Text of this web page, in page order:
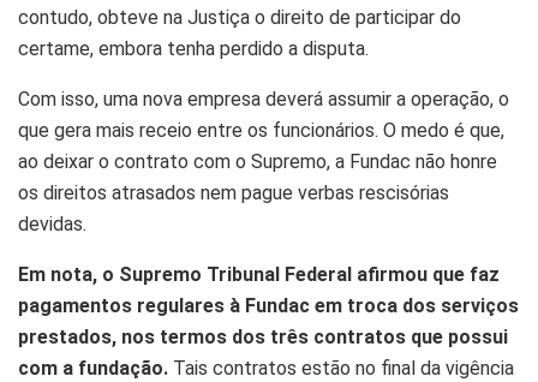
contudo, obteve na Justiça o direito de participar do
certame, embora tenha perdido a disputa.
Com isso, uma nova empresa deverá assumir a operação, o
que gera mais receio entre os funcionários. O medo é que,
ao deixar o contrato com o Supremo, a Fundac não honre
os direitos atrasados nem pague verbas rescisórias
devidas.
Em nota, o Supremo Tribunal Federal afirmou que faz
pagamentos regulares à Fundac em troca dos serviços
prestados, nos termos dos três contratos que possui
com a fundação. Tais contratos estão no final da vigência